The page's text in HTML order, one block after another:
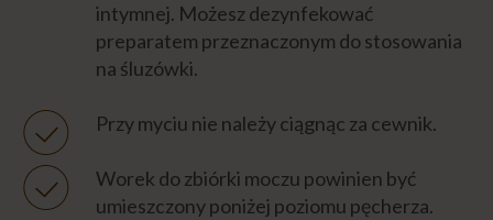
intymnej. Możesz dezynfekować
preparatem przeznaczonym do stosowania
na śluzówki.
Przy myciu nie należy ciągnąc za cewnik.
Worek do zbiórki moczu powinien być
umieszczony poniżej poziomu pęcherza.